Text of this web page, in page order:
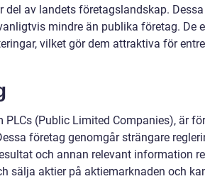
del av landets företagslandskap.
mindre än publika företag. De
vilket gör dem attraktiva för
(Public Limited Companies), är
företag genomgår strängare
och annan relevant information
sälja aktier på aktiemarknaden och